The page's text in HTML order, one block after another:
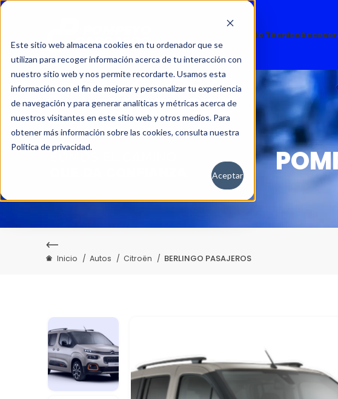
Este sitio web almacena cookies en tu ordenador que se
utilizan para recoger información acerca de tu interacción con
nuestro sitio web y nos permite recordarte. Usamos esta
información con el fin de mejorar y personalizar tu experiencia
de navegación y para generar analíticas y métricas acerca de
nuestros visitantes en este sitio web y otros medios. Para
obtener más información sobre las cookies, consulta nuestra
Política de privacidad.
Aceptar
Servicio Técnico
Inicio Autos Citroën BERLINGO PASAJEROS